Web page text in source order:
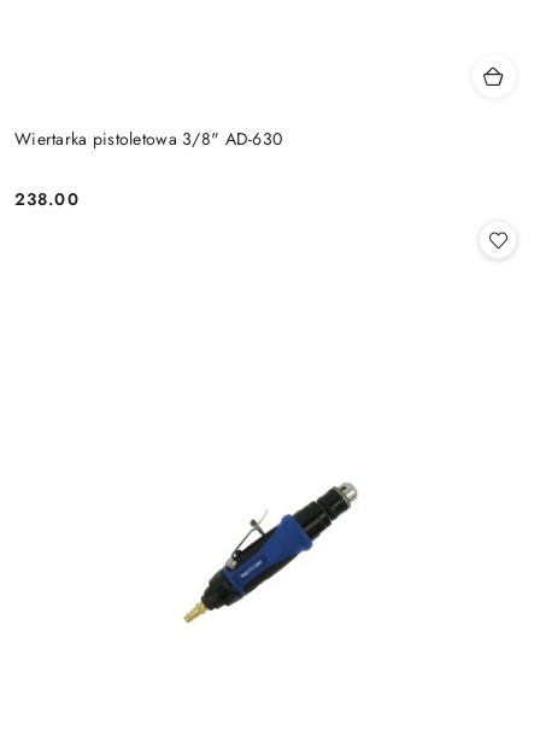
Wiertarka pistoletowa 3/8" AD-630
Cena:
238.00